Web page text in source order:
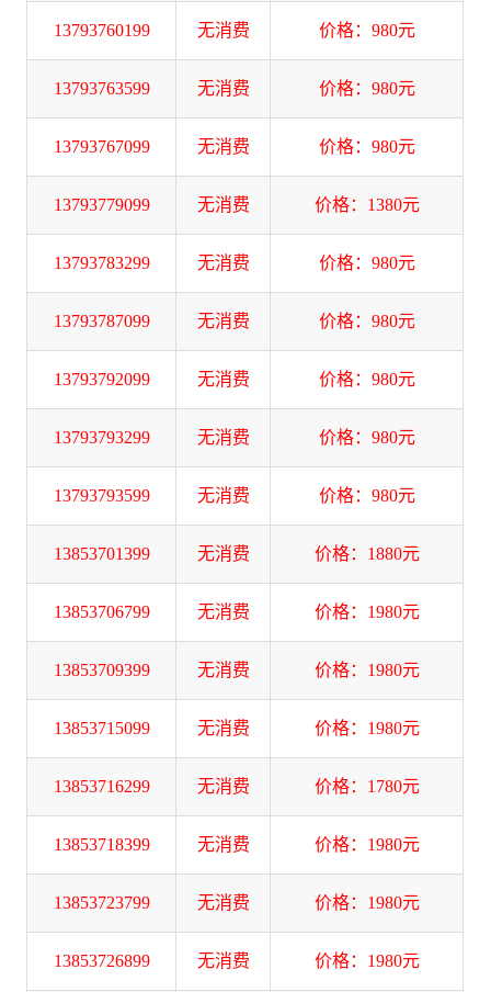
13793760199 无消费 价格：980元
13793763599 无消费 价格：980元
13793767099 无消费 价格：980元
13793779099 无消费 价格：1380元
13793783299 无消费 价格：980元
13793787099 无消费 价格：980元
13793792099 无消费 价格：980元
13793793299 无消费 价格：980元
13793793599 无消费 价格：980元
13853701399 无消费 价格：1880元
13853706799 无消费 价格：1980元
13853709399 无消费 价格：1980元
13853715099 无消费 价格：1980元
13853716299 无消费 价格：1780元
13853718399 无消费 价格：1980元
13853723799 无消费 价格：1980元
13853726899 无消费 价格：1980元